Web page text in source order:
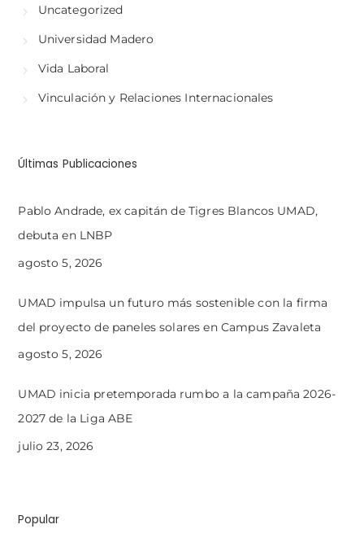
Uncategorized
Universidad Madero
Vida Laboral
Vinculación y Relaciones Internacionales
Últimas Publicaciones
Pablo Andrade, ex capitán de Tigres Blancos UMAD,
debuta en LNBP
agosto 5, 2026
UMAD impulsa un futuro más sostenible con la firma
del proyecto de paneles solares en Campus Zavaleta
agosto 5, 2026
UMAD inicia pretemporada rumbo a la campaña 2026-
2027 de la Liga ABE
julio 23, 2026
Popular